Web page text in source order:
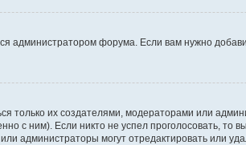
администратором форума. Если вам нужно
только их создателями, модераторами или
с ним). Если никто не успел проголосовать,
администраторы могут отредактировать или